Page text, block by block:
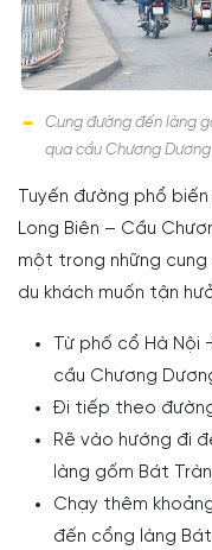
Cung đường đến làng
qua cầu Chương
Tuyến đường phổ
Long Biên – Cầu
một trong những
du khách muốn tận
Từ phố cổ Hà Nội
cầu Chương
Đi tiếp theo
Rẽ vào hướng đi
làng gốm Bát
Chạy thêm
đến cổng làng